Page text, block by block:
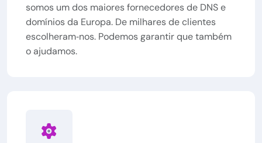
somos um dos maiores fornecedores de DNS e
domínios da Europa. De milhares de clientes
escolheram‑nos. Podemos garantir que também
o ajudamos.